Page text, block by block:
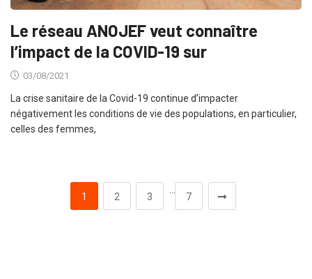
Le réseau ANOJEF veut connaître
l’impact de la COVID-19 sur
03/08/2021
La crise sanitaire de la Covid-19 continue d’impacter
négativement les conditions de vie des populations, en particulier,
celles des femmes,
1 2 3 7